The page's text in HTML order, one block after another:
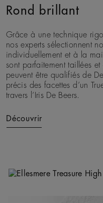
Rond brillant
Grâce à une technique
nos experts sélectionnent
individuellement et à la
sont parfaitement taillées
peuvent être qualifiés de
précis des facettes d’un
travers l’Iris De Beers.
Découvrir